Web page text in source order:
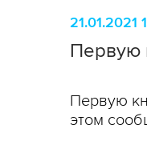
21.01.2021
Первую
Первую
этом